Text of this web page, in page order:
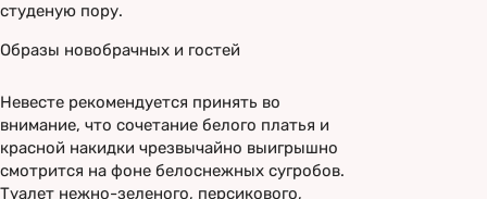
студеную пору.
Образы новобрачных и гостей
Невесте рекомендуется принять во
внимание, что сочетание белого платья и
красной накидки чрезвычайно выигрышно
смотрится на фоне белоснежных сугробов.
Туалет нежно-зеленого, персикового,